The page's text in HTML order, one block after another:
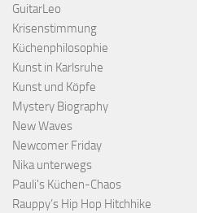
GuitarLeo
Krisenstimmung
Küchenphilosophie
Kunst in Karlsruhe
Kunst und Köpfe
Mystery Biography
New Waves
Newcomer Friday
Nika unterwegs
Pauli's Küchen-Chaos
Rauppy’s Hip Hop Hitchhike